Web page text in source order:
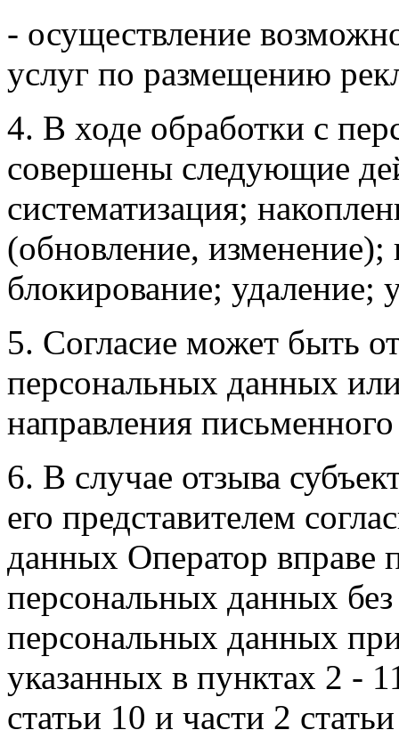
- осуществление
услуг по размещению
4. В ходе обработки с
совершены следующие
систематизация;
(обновление, изменение);
блокирование; удаление;
5. Согласие может быть
персональных данных
направления
6. В случае отзыва
его представителем
данных Оператор вправе
персональных данных без
персональных данных
указанных в пунктах 2 -
статьи 10 и части 2